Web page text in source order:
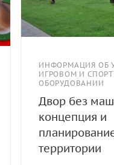
ИНФОРМАЦИЯ ОБ
ИГРОВОМ И
ОБОРУДОВАНИИ
Двор без
концепция и
территории